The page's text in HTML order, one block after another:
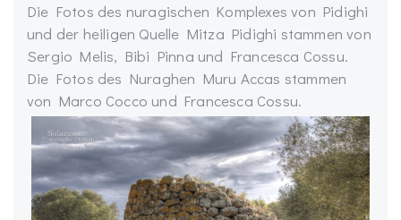
Die Fotos des nuragischen Komplexes von Pidighi
und der heiligen Quelle Mitza Pidighi stammen von
Sergio Melis, Bibi Pinna und Francesca Cossu.
Die Fotos des Nuraghen Muru Accas stammen
von Marco Cocco und Francesca Cossu.